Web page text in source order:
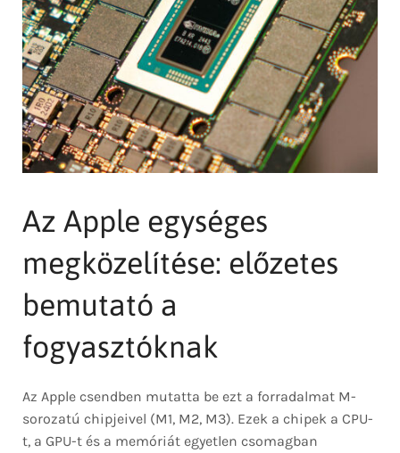
Az Apple egységes
megközelítése: előzetes
bemutató a
fogyasztóknak
Az Apple csendben mutatta be ezt a forradalmat M-
sorozatú chipjeivel (M1, M2, M3). Ezek a chipek a CPU-
t, a GPU-t és a memóriát egyetlen csomagban